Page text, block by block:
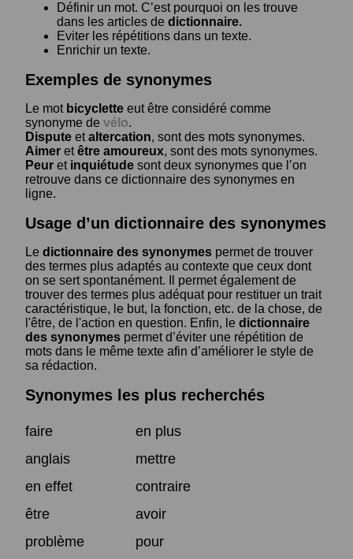
Définir un mot. C’est pourquoi on les trouve
dans les articles de dictionnaire.
Eviter les répétitions dans un texte.
Enrichir un texte.
Exemples de synonymes
Le mot bicyclette eut être considéré comme
synonyme de vélo.
Dispute etaltercation, sont des mots synonymes.
Aimer etêtre amoureux, sont des mots synonymes.
Peur et inquiétude sont deux synonymes que l’on
retrouve dans ce dictionnaire des synonymes en
ligne.
Usage d’un dictionnaire des synonymes
Le dictionnaire des synonymes permet de trouver
des termes plus adaptés au contexte que ceux dont
on se sert spontanément. Il permet également de
trouver des termes plus adéquat pour restituer un trait
caractéristique, le but, la fonction, etc. de la chose, de
l'être, de l'action en question. Enfin, le dictionnaire
des synonymes permet d’éviter une répétition de
mots dans le même texte afin d’améliorer le style de
sa rédaction.
Synonymes les plus recherchés
faire
en plus
anglais
mettre
en effet
contraire
être
avoir
problème
pour